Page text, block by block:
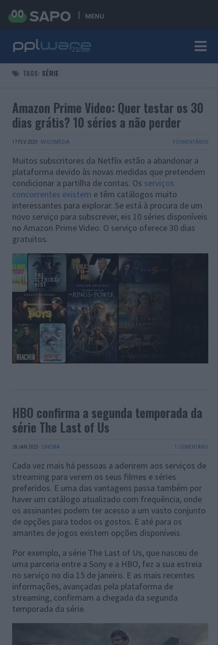
MENU
TAGS: SÉRIE
Amazon Prime Video: Quer testar os 30
dias grátis? 10 séries a não perder
17 FEV 2023 · MULTIMÉDIA 9 COMENTÁRIOS
Muitos subscritores da Netflix estão a abandonar a
plataforma devido às novas medidas que pretendem
condicionar a partilha de contas. Os serviços
concorrentes existem e têm catálogos muito
interessantes para explorar. Se está à procura de um
novo serviço para subscrever, eis 10 séries disponíveis
no Amazon Prime Video. O serviço oferece 30 dias
gratuitos.
HBO confirma a segunda temporada da
série The Last of Us
28 JAN 2023 · CINEMA 1 COMENTÁRIO
Cada vez mais há pessoas a aderirem aos serviços de
streaming para verem os seus filmes e séries
preferidos. E uma das vantagens passa também por
haver um catálogo atualizado com frequência, onde
os assinantes podem ter acesso a um vasto conjunto
de opções para todos os gostos. E até para os
amantes de jogos existem opções disponíveis.
Por exemplo, a série The Last of Us, que nasceu de
uma parceria entre a Sony e a HBO, fez a sua estreia
no serviço no dia 15 de janeiro. E as mais recentes
informações, avançadas pela plataforma de
streaming, confirmam a chegada da segunda
temporada da série.